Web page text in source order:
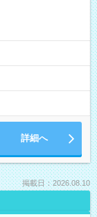
詳細へ
掲載日：2026.08.10